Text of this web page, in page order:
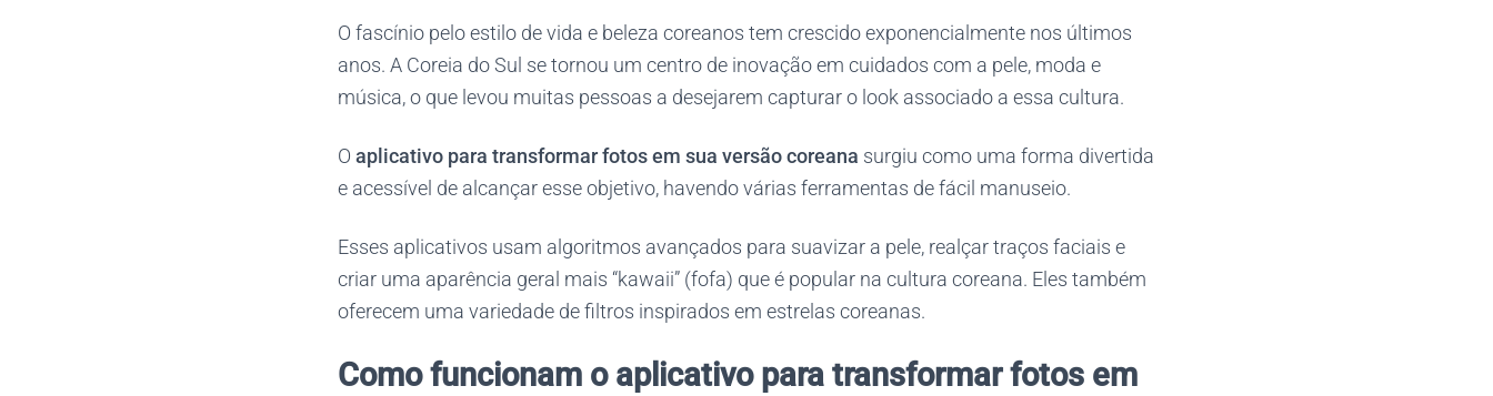
O fascínio pelo estilo de vida e beleza coreanos tem crescido exponencialmente nos últimos
anos. A Coreia do Sul se tornou um centro de inovação em cuidados com a pele, moda e
música, o que levou muitas pessoas a desejarem capturar o look associado a essa cultura.
O aplicativo para transformar fotos em sua versão coreana surgiu como uma forma divertida
e acessível de alcançar esse objetivo, havendo várias ferramentas de fácil manuseio.
Esses aplicativos usam algoritmos avançados para suavizar a pele, realçar traços faciais e
criar uma aparência geral mais “kawaii” (fofa) que é popular na cultura coreana. Eles também
oferecem uma variedade de filtros inspirados em estrelas coreanas.
Como funcionam o aplicativo para transformar fotos em